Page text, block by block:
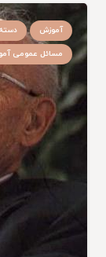
آموزش
مسائل عمومی